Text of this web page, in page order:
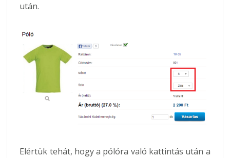
után.
Elértük tehát, hogy a pólóra való kattintás után a